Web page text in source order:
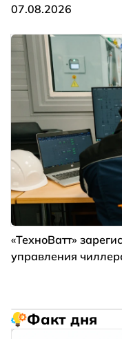
07.08.2026
«ТехноВатт»
управления
Факт дня